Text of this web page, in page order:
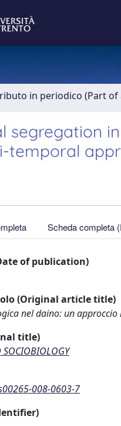
in periodico (Part of
segregation
temporal
Scheda completa
of publication)
(Original article title)
nel daino: un
title)
SOCIOBIOLOGY
008-0603-7